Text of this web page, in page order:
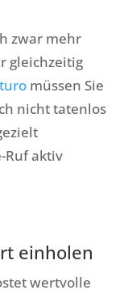
zwar mehr
gleichzeitig
müssen Sie
nicht tatenlos
Ruf aktiv
einholen
wertvolle